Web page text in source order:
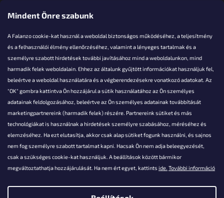
Mindent Önre szabunk
A Falanzo cookie-kat használ a weboldal biztonságos működéséhez, a teljesítmény
és a felhasználói élmény ellenőrzéséhez, valamint a lényeges tartalmak és a
személyre szabott hirdetések további javításához mind a weboldalunkon, mind
harmadik felek weboldalain. Ehhez az általunk gyűjtött információkat használjuk fel,
beleértve a weboldal használatára és a végberendezésekre vonatkozó adatokat. Az
"OK" gombra kattintva Ön hozzájárul a sütik használatához az Ön személyes
adatainak feldolgozásához, beleértve az Ön személyes adatainak továbbítását
marketingpartnereink (harmadik felek) részére. Partnereink sütiket és más
technológiákat is használnak a hirdetések személyre szabásához, méréséhez és
elemzéséhez. Ha ezt elutasítja, akkor csak alap sütiket fogunk használni, és sajnos
nem fog személyre szabott tartalmat kapni. Hacsak Ön nem adja beleegyezését,
csak a szükséges cookie-kat használjuk. A beállítások között bármikor
megváltoztathatja hozzájárulását. Ha nem ért egyet, kattints ide. További információ
Elérhetőségi adatok
Akarsz kérdezni valamit?
info@falanzo.hu